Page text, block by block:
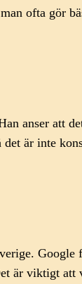
ofta gör
anser att
är inte
Google
är viktigt